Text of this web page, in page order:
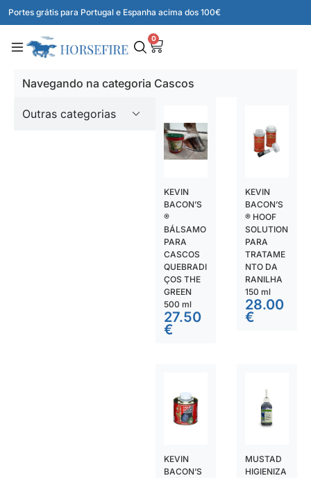
Portes grátis para Portugal e Espanha acima dos 100€
0
Navegando na categoria Cascos
Outras categorias
KEVIN
BACON’S
®
BÁLSAMO
PARA
CASCOS
QUEBRADI
ÇOS THE
GREEN
500 ml
27.50
€
KEVIN
BACON’S
® HOOF
SOLUTION
PARA
TRATAME
NTO DA
RANILHA
150 ml
28.00
€
KEVIN
BACON’S
MUSTAD
HIGIENIZA